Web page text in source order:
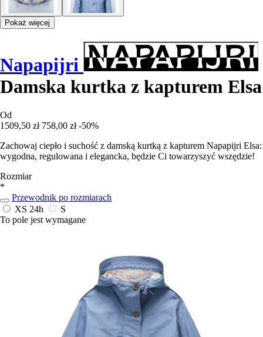
Pokaż więcej
Napapijri
Damska kurtka z kapturem Elsa
Od
1509,50 zł 758,00 zł -50%
Zachowaj ciepło i suchość z damską kurtką z kapturem Napapijri Elsa:
wygodna, regulowana i elegancka, będzie Ci towarzyszyć wszędzie!
Rozmiar
*
Przewodnik po rozmiarach
XS 24h
S
To pole jest wymagane